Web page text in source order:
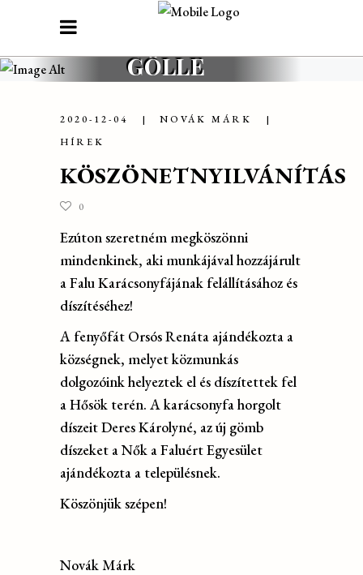
GÖLLE
2020-12-04
NOVÁK MÁRK
HÍREK
KÖSZÖNETNYILVÁNÍTÁS
0
Ezúton szeretném megköszönni
mindenkinek, aki munkájával hozzájárult
a Falu Karácsonyfájának felállításához és
díszítéséhez!
A fenyőfát Orsós Renáta ajándékozta a
községnek, melyet közmunkás
dolgozóink helyeztek el és díszítettek fel
a Hősök terén. A karácsonyfa horgolt
díszeit Deres Károlyné, az új gömb
díszeket a Nők a Faluért Egyesület
ajándékozta a településnek.
Köszönjük szépen!
Novák Márk